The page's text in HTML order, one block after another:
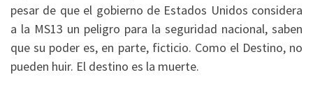
pesar de que el gobierno de Estados Unidos considera
a la MS13 un peligro para la seguridad nacional, saben
que su poder es, en parte, ficticio. Como el Destino, no
pueden huir. El destino es la muerte.